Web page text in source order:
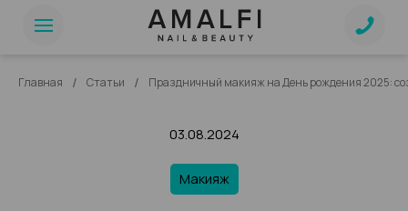
Главная / Статьи / Праздничный макияж на День рождения 2025:
03.08.2024
Макияж